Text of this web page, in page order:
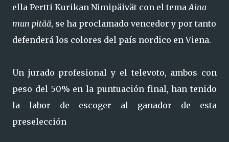
ella Pertti Kurikan Nimipäivät con el temaAina
mun pitää, se ha proclamado vencedor y por tanto
defenderá los colores del país nordico en Viena.
Un jurado profesional y el televoto, ambos con
peso del 50% en la puntuación final, han tenido
la labor de escoger al ganador de esta
preselección